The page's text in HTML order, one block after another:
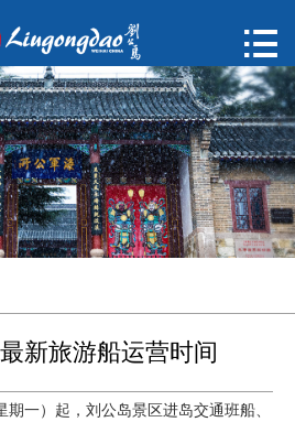
购票
概况
动态
指南
建议

新旅游船运营时间
）起，刘公岛景区进岛交通班船、